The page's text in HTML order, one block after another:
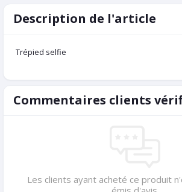
Description de l'article
Trépied selfie
Commentaires clients
Les clients ayant acheté ce produit